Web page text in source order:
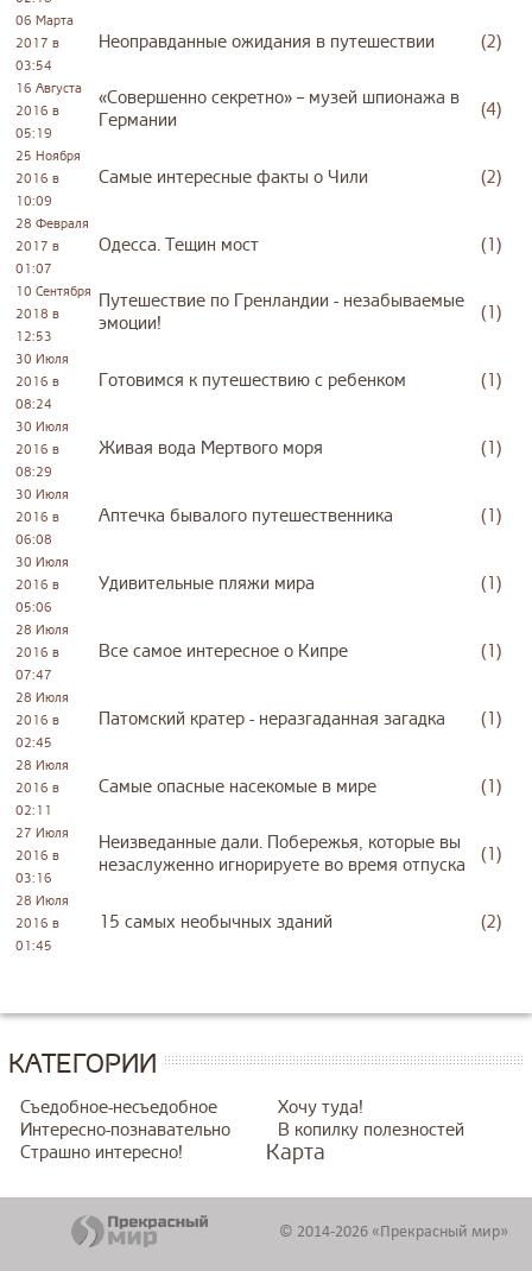
06 Марта
2017 в
03:54
Неоправданные ожидания в путешествии (2)
16 Августа
2016 в
05:19
«Совершенно секретно» – музей шпионажа в
Германии
(4)
25 Ноября
2016 в
10:09
Самые интересные факты о Чили (2)
28 Февраля
2017 в
01:07
Одесса. Тещин мост (1)
10 Сентября
2018 в
12:53
Путешествие по Гренландии - незабываемые
эмоции!
(1)
30 Июля
2016 в
08:24
Готовимся к путешествию с ребенком (1)
30 Июля
2016 в
08:29
Живая вода Мертвого моря (1)
30 Июля
2016 в
06:08
Аптечка бывалого путешественника (1)
30 Июля
2016 в
05:06
Удивительные пляжи мира (1)
28 Июля
2016 в
07:47
Все самое интересное о Кипре (1)
28 Июля
2016 в
02:45
Патомский кратер - неразгаданная загадка (1)
28 Июля
2016 в
02:11
Самые опасные насекомые в мире (1)
27 Июля
2016 в
03:16
Неизведанные дали. Побережья, которые вы
незаслуженно игнорируете во время отпуска
(1)
28 Июля
2016 в
01:45
15 самых необычных зданий (2)
КАТЕГОРИИ
Съедобное-несъедобное
Хочу туда!
Интересно-познавательно
В копилку полезностей
Страшно интересно!
Карта
© 2014-2026 «Прекрасный мир»